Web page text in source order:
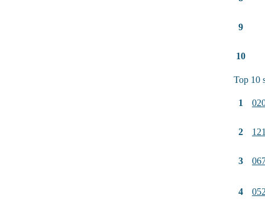
9
10
Top 10
1
2
3
4